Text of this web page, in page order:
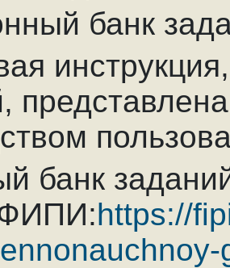
банк
банк
https://